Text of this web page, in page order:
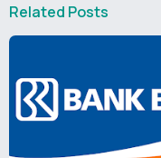
Related Posts